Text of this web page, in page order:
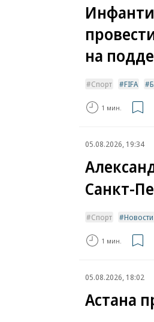
на
Спорт FIFA
1 мин.
05.08.2026, 19:34
Санкт-
Спорт
1 мин.
05.08.2026, 18:02
Астана